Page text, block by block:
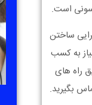
سونی است.
ساختن
به کسب
راه های
بگیرید.